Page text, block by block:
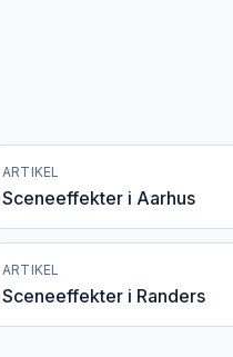
ARTIKEL
Sceneeffekter i Aarhus
ARTIKEL
Sceneeffekter i Randers